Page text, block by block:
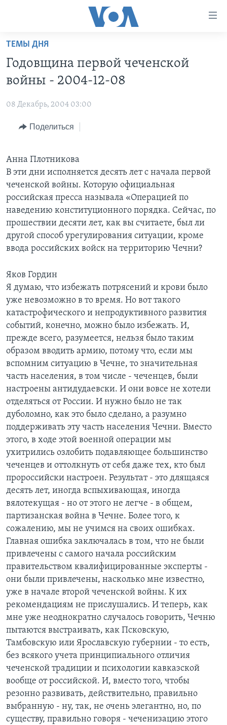
Перейти
основной
контент
навигации
поиск
ПРОГРАММЫ
НОВОСТИ ЗА МИНУТУ
ИТОГИ
ДИСКУССИЯ VOA
ДЕТАЛИ
НЬЮ-ЙОРК NEW YORK
УЧИМ АНГЛИЙСКИЙ
НАША АМЕРИКАНСКАЯ ИСТОРИЯ
АРТЕФАКТЫ
АМЕРИКАНСКИЕ ГОРОДКИ
ТЕСТЫ
ЭКСПЕРТИЗА
ИНТЕРВЬЮ
ЗА СВОБОДУ ПРЕССЫ
УЧИМ АНГЛИЙСКИЙ
ВИДЕО
ПОДПИСКА НА НОВОСТИ
Learning English
СОЦИАЛЬНЫЕ СЕТИ
Языки
ТЕМЫ ДНЯ
Годовщина первой чеченской
войны - 2004-12-08
08 Декабрь, 2004 03:00
Поделиться
Анна Плотникова
В эти дни исполняется десять лет с начала первой
чеченской войны. Которую официальная
российская пресса называла «Операцией по
наведению конституционного порядка. Сейчас, по
прошествии десяти лет, как вы считаете, был ли
другой способ урегулирования ситуации, кроме
ввода российских войск на территорию Чечни?
Яков Гордин
Я думаю, что избежать потрясений и крови было
уже невозможно в то время. Но вот такого
катастрофического и непродуктивного развития
событий, конечно, можно было избежать. И,
прежде всего, разумеется, нельзя было таким
образом вводить армию, потому что, если мы
вспомним ситуацию в Чечне, то значительная
часть населения, в том числе - чеченцев, были
настроены антидудаевски. И они вовсе не хотели
отделяться от России. И нужно было не так
дуболомно, как это было сделано, а разумно
поддерживать эту часть населения Чечни. Вместо
этого, в ходе этой военной операции мы
ухитрились озлобить подавляющее большинство
чеченцев и оттолкнуть от себя даже тех, кто был
пророссийски настроен. Результат - это длящаяся
десять лет, иногда вспыхивающая, иногда
вялотекущая - но от этого не легче - в общем,
партизанская война в Чечне. Более того, к
сожалению, мы не учимся на своих ошибках.
Главная ошибка заключалась в том, что не были
привлечены с самого начала российским
правительством квалифицированные эксперты -
они были привлечены, насколько мне известно,
уже в начале второй чеченской войны. К их
рекомендациям не прислушались. И теперь, как
мне уже неоднократно случалось говорить, Чечню
пытаются выстраивать, как Псковскую,
Тамбовскую или Ярославскую губернии - то есть,
без всякого учета принципиального отличия
чеченской традиции и психологии кавказской
вообще от российской. И, вместо того, чтобы
резонно развивать, действительно, правильно
выбранную - ну, так, не очень элегантно, но, по
существу, правильно говоря - чеченизацию этого